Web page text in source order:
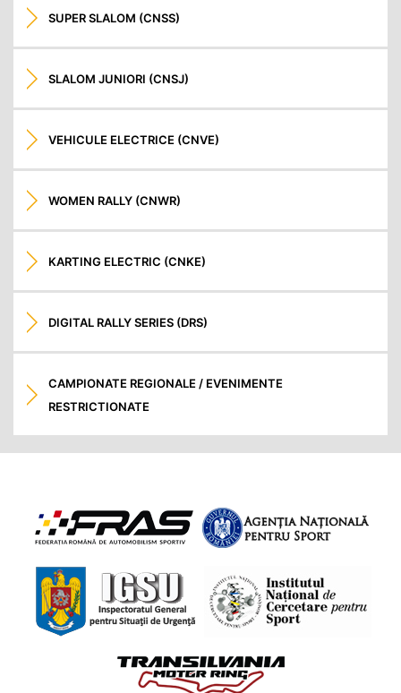
SUPER SLALOM (CNSS)
SLALOM JUNIORI (CNSJ)
VEHICULE ELECTRICE (CNVE)
WOMEN RALLY (CNWR)
KARTING ELECTRIC (CNKE)
DIGITAL RALLY SERIES (DRS)
CAMPIONATE REGIONALE / EVENIMENTE
RESTRICTIONATE